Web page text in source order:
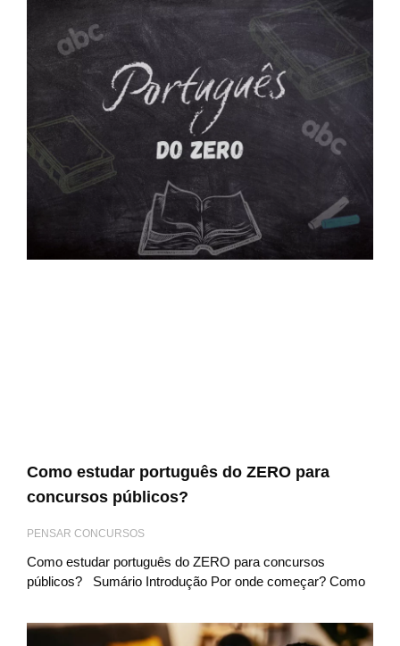
Como estudar português do ZERO para
concursos públicos?
PENSAR CONCURSOS
Como estudar português do ZERO para concursos
públicos? Sumário Introdução Por onde começar? Como